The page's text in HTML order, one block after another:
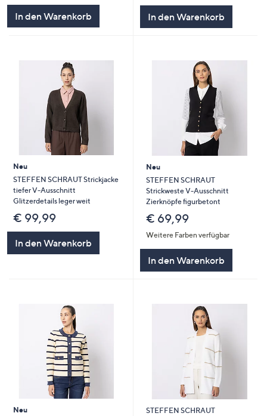
In den Warenkorb In den Warenkorb
Neu
STEFFEN SCHRAUT Strickjacke
tiefer V-Ausschnitt
Glitzerdetails leger weit
€ 99,99
In den Warenkorb
Neu
STEFFEN SCHRAUT
Strickweste V-Ausschnitt
Zierknöpfe figurbetont
€ 69,99
Weitere Farben verfügbar
In den Warenkorb
Neu
STEFFEN SCHRAUT